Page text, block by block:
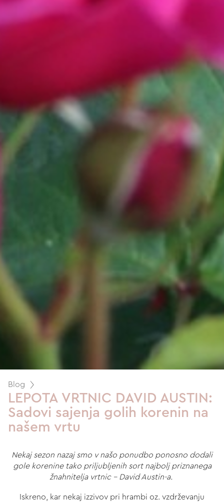
Blog
LEPOTA VRTNIC DAVID AUSTIN:
Sadovi sajenja golih korenin na
našem vrtu
Nekaj sezon nazaj smo v našo ponudbo ponosno dodali
gole korenine tako priljubljenih sort najbolj priznanega
žnahnitelja vrtnic - David Austin-a.
Iskreno, kar nekaj izzivov pri hrambi oz. vzdrževanju